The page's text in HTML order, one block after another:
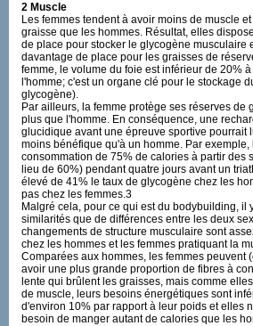
2 Muscle
Les femmes tendent à avoir moins de muscle
graisse que les hommes. Résultat, elles
de place pour stocker le glycogène musculaire
davantage de place pour les graisses de
femme, le volume du foie est inférieur de 20%
l'homme; c'est un organe clé pour le stockage
glycogène).
Par ailleurs, la femme protège ses réserves de
plus que l'homme. En conséquence, une
glucidique avant une épreuve sportive pourrait
moins bénéfique qu'à un homme. Par exemple,
consommation de 75% de calories à partir des
lieu de 60%) pendant quatre jours avant un
élevé de 41% le taux de glycogène chez les
pas chez les femmes.3
Malgré cela, pour ce qui est du bodybuilding, il
similarités que de différences entre les deux
changements de structure musculaire sont
chez les hommes et les femmes pratiquant la
Comparées aux hommes, les femmes peuvent
avoir une plus grande proportion de fibres à
lente qui brûlent les graisses, mais comme
de muscle, leurs besoins énergétiques sont
d'environ 10% par rapport à leur poids et elles
besoin de manger autant de calories que les